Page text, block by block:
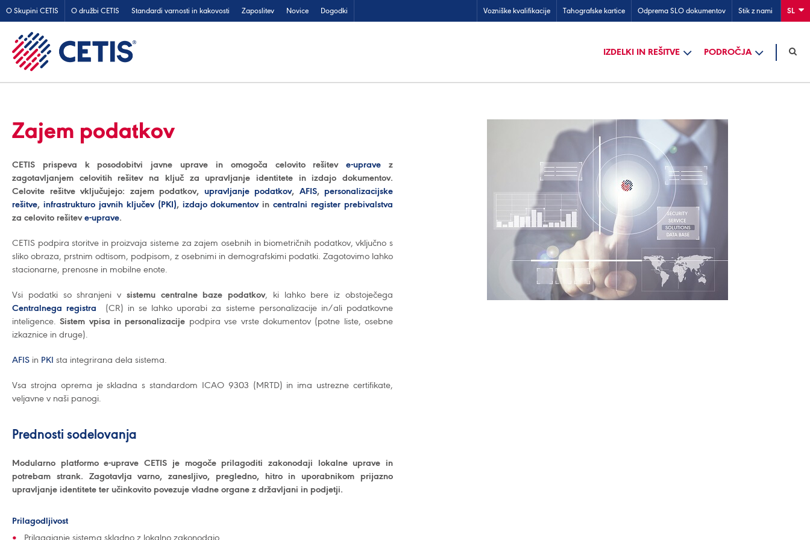
O Skupini CETIS O družbi CETIS Standardi varnosti in kakovosti Zaposlitev Novice Dogodki Vozniške kvalifikacije Tahografske kartice Odprema SLO dokumentov Stik z nami SL
IZDELKI IN REŠITVE PODROČJA
Zajem podatkov
CETIS prispeva k posodobitvi javne uprave in omogoča celovito rešiteve-uprave z
zagotavljanjem celovitih rešitev na ključ za upravljanje identitete in izdajo dokumentov.
Celovite rešitve vključujejo: zajem podatkov, upravljanje podatkov, AFIS, personalizacijske
rešitve, infrastrukturo javnih ključev (PKI), izdajo dokumentovincentralni register prebivalstva
za celovito rešiteve-uprave.
CETIS podpira storitve in proizvaja sisteme za zajem osebnih in biometričnih podatkov, vključno s
sliko obraza, prstnim odtisom, podpisom, z osebnimi in demografskimi podatki. Zagotovimo lahko
stacionarne, prenosne in mobilne enote.
Vsi podatki so shranjeni v sistemu centralne baze podatkov, ki lahko bere iz obstoječega
Centralnega registra (CR) in se lahko uporabi za sisteme personalizacije in/ali podatkovne
inteligence.Sistem vpisa in personalizacije podpira vse vrste dokumentov (potne liste, osebne
izkaznice in druge).
AFIS in PKI sta integrirana dela sistema.
Vsa strojna oprema je skladna s standardom ICAO 9303 (MRTD) in ima ustrezne certifikate,
veljavne v naši panogi.
Prednosti sodelovanja
Modularno platformo e-uprave CETIS je mogoče prilagoditi zakonodaji lokalne uprave in
potrebam strank. Zagotavlja varno, zanesljivo, pregledno, hitro in uporabnikom prijazno
upravljanje identitete ter učinkovito povezuje vladne organe z državljani in podjetji.
Prilagodljivost
Prilagajanje sistema skladno z lokalno zakonodajo